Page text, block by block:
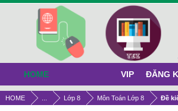
HOME Lớp 8 Môn Toán Lớp 8 Đề
HOME VIP ĐĂNG